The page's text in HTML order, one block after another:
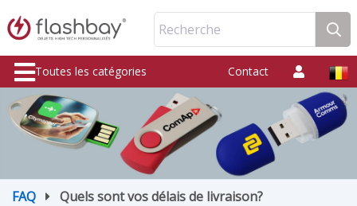
Recherche
Toutes les catégories Contact
FAQ Quels sont vos délais de livraison?